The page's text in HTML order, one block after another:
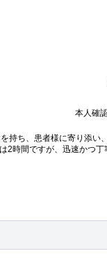
本人確
持ち、患者様に寄り添い
2時間ですが、迅速かつ丁